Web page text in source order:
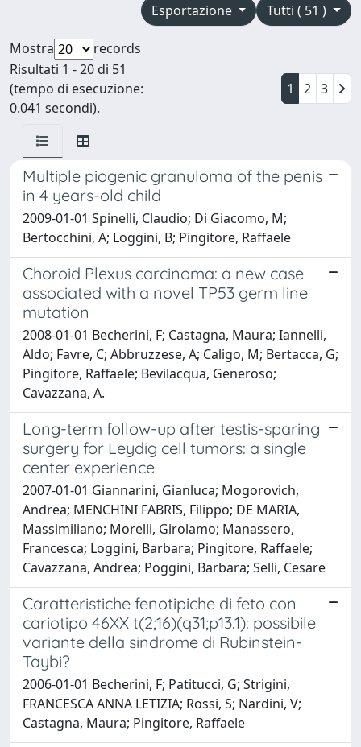
Tutti ( 51 )
Esportazione
Mostra
records
Risultati 1 - 20 di 51
(tempo di esecuzione:
0.041 secondi).
1 2 3
Multiple piogenic granuloma of the penis
in 4 years-old child
2009-01-01 Spinelli, Claudio; Di Giacomo, M;
Bertocchini, A; Loggini, B; Pingitore, Raffaele
Choroid Plexus carcinoma: a new case
associated with a novel TP53 germ line
mutation
2008-01-01 Becherini, F; Castagna, Maura; Iannelli,
Aldo; Favre, C; Abbruzzese, A; Caligo, M; Bertacca, G;
Pingitore, Raffaele; Bevilacqua, Generoso;
Cavazzana, A.
Long-term follow-up after testis-sparing
surgery for Leydig cell tumors: a single
center experience
2007-01-01 Giannarini, Gianluca; Mogorovich,
Andrea; MENCHINI FABRIS, Filippo; DE MARIA,
Massimiliano; Morelli, Girolamo; Manassero,
Francesca; Loggini, Barbara; Pingitore, Raffaele;
Cavazzana, Andrea; Poggini, Barbara; Selli, Cesare
Caratteristiche fenotipiche di feto con
cariotipo 46XX t(2;16)(q31;p13.1): possibile
variante della sindrome di Rubinstein-
Taybi?
2006-01-01 Becherini, F; Patitucci, G; Strigini,
FRANCESCA ANNA LETIZIA; Rossi, S; Nardini, V;
Castagna, Maura; Pingitore, Raffaele